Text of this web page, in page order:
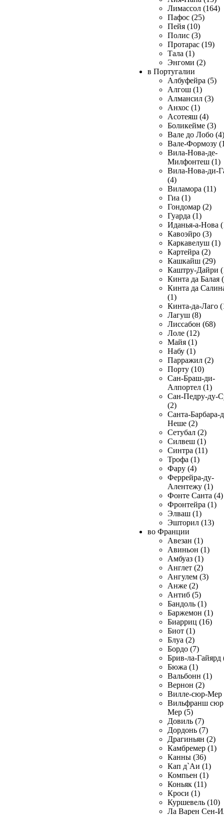
Лимассол (164)
Пафос (25)
Пейя (10)
Полис (3)
Протарас (19)
Тала (1)
Энгоми (2)
в Португалии
Албуфейра (5)
Алгош (1)
Алмансил (3)
Анхос (1)
Асотеяш (4)
Боликейме (3)
Вале до Лобо (4)
Вале-Формозу
Вила-Нова-де-
Милфонтеш (1)
Вила-Нова-ди-
(4)
Виламора (11)
Гиа (1)
Гондомар (2)
Гуарда (1)
Иданья-а-Нова
Кавоэйро (3)
Каркавелуш (1)
Картейра (2)
Кашкайш (29)
Каштру-Дайри
Кинта да Балая
Кинта да
(1)
Кинта-да-Лаго
Лагуш (8)
Лиссабон (68)
Лоле (12)
Майя (1)
Набу (1)
Парражил (2)
Порту (10)
Сан-Браш-ди-
Алпортел (1)
Сан-Педру-ду-
(2)
Санта-Барбара-
Неше (2)
Сетубал (2)
Силвеш (1)
Синтра (11)
Трофа (1)
Фару (4)
Феррейра-ду-
Алентежу (1)
Фонте Санта (4)
Фронтейра (1)
Элваш (1)
Эшторил (13)
во Франции
Авезан (1)
Авиньон (1)
Амбуаз (1)
Англет (2)
Ангулем (3)
Анже (2)
Антиб (5)
Бандоль (1)
Баржемон (1)
Биарриц (16)
Биот (1)
Блуа (2)
Бордо (7)
Брив-ла-Гайярд
Бюжа (1)
Вальбонн (1)
Вернон (2)
Вилле-сюр-Мер
Вильфранш сюр
Мер (5)
Довиль (7)
Дордонь (7)
Драгиньян (2)
Камбремер (1)
Канны (36)
Кап д`Аи (1)
Компьен (1)
Коньяк (11)
Кроси (1)
Куршевель (10)
Ла Варен Сен-